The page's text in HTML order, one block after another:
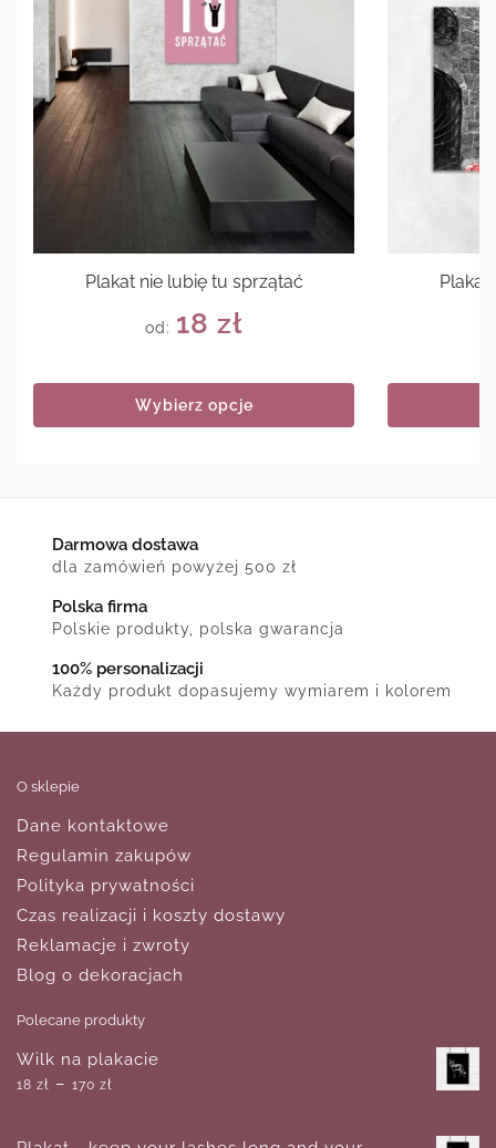
Plakat nie lubię tu sprzątać
od: 18 zł
Wybierz opcje
Darmowa dostawa
dla zamówień powyżej 500 zł
Polska firma
Polskie produkty, polska gwarancja
100% personalizacji
Każdy produkt dopasujemy wymiarem i kolorem
O sklepie
Dane kontaktowe
Regulamin zakupów
Polityka prywatności
Czas realizacji i koszty dostawy
Reklamacje i zwroty
Blog o dekoracjach
Polecane produkty
Wilk na plakacie
18 zł – 170 zł